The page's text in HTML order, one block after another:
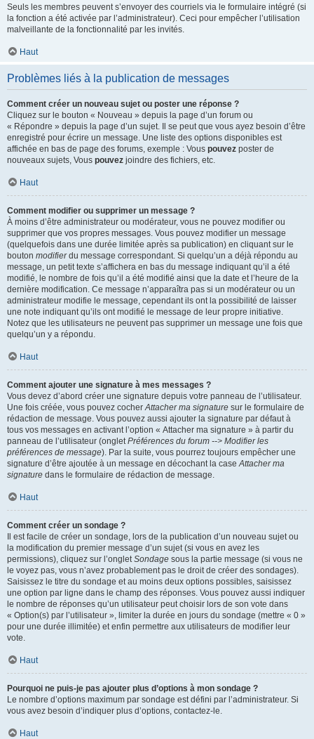
Seuls les membres peuvent s’envoyer des courriels via le formulaire intégré (si
la fonction a été activée par l’administrateur). Ceci pour empêcher l’utilisation
malveillante de la fonctionnalité par les invités.
Haut
Problèmes liés à la publication de messages
Comment créer un nouveau sujet ou poster une réponse ?
Cliquez sur le bouton « Nouveau » depuis la page d’un forum ou
« Répondre » depuis la page d’un sujet. Il se peut que vous ayez besoin d’être
enregistré pour écrire un message. Une liste des options disponibles est
affichée en bas de page des forums, exemple : Vous pouvez poster de
nouveaux sujets, Vous pouvez joindre des fichiers, etc.
Haut
Comment modifier ou supprimer un message ?
À moins d’être administrateur ou modérateur, vous ne pouvez modifier ou
supprimer que vos propres messages. Vous pouvez modifier un message
(quelquefois dans une durée limitée après sa publication) en cliquant sur le
bouton modifierdu message correspondant. Si quelqu’un a déjà répondu au
message, un petit texte s’affichera en bas du message indiquant qu’il a été
modifié, le nombre de fois qu’il a été modifié ainsi que la date et l’heure de la
dernière modification. Ce message n’apparaîtra pas si un modérateur ou un
administrateur modifie le message, cependant ils ont la possibilité de laisser
une note indiquant qu’ils ont modifié le message de leur propre initiative.
Notez que les utilisateurs ne peuvent pas supprimer un message une fois que
quelqu’un y a répondu.
Haut
Comment ajouter une signature à mes messages ?
Vous devez d’abord créer une signature depuis votre panneau de l’utilisateur.
Une fois créée, vous pouvez cocherAttacher ma signature sur le formulaire de
rédaction de message. Vous pouvez aussi ajouter la signature par défaut à
tous vos messages en activant l’option « Attacher ma signature » à partir du
panneau de l’utilisateur (ongletPréférences du forum --> Modifier les
préférences de message). Par la suite, vous pourrez toujours empêcher une
signature d’être ajoutée à un message en décochant la caseAttacher ma
signature dans le formulaire de rédaction de message.
Haut
Comment créer un sondage ?
Il est facile de créer un sondage, lors de la publication d’un nouveau sujet ou
la modification du premier message d’un sujet (si vous en avez les
permissions), cliquez sur l’ongletSondage sous la partie message (si vous ne
le voyez pas, vous n’avez probablement pas le droit de créer des sondages).
Saisissez le titre du sondage et au moins deux options possibles, saisissez
une option par ligne dans le champ des réponses. Vous pouvez aussi indiquer
le nombre de réponses qu’un utilisateur peut choisir lors de son vote dans
« Option(s) par l’utilisateur », limiter la durée en jours du sondage (mettre « 0 »
pour une durée illimitée) et enfin permettre aux utilisateurs de modifier leur
vote.
Haut
Pourquoi ne puis-je pas ajouter plus d’options à mon sondage ?
Le nombre d’options maximum par sondage est défini par l’administrateur. Si
vous avez besoin d’indiquer plus d’options, contactez-le.
Haut